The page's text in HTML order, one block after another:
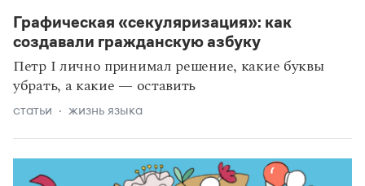
рекомендуем
Графическая «секуляризация»: как
создавали гражданскую азбуку
Петр I лично принимал решение, какие буквы
убрать, а какие — оставить
статьи жизнь языка